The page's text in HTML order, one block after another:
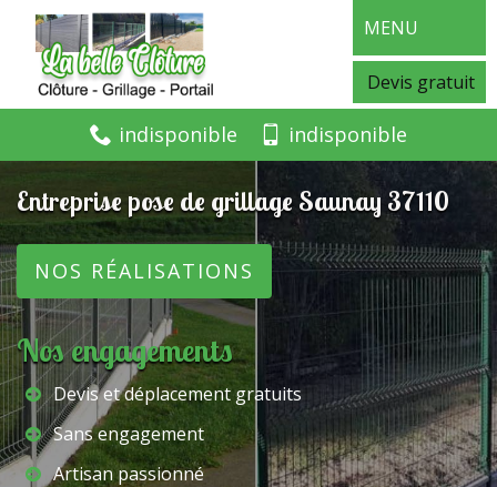
MENU
Devis gratuit
indisponible indisponible
Entreprise pose de grillage Saunay 37110
NOS RÉALISATIONS
Nos engagements
Devis et déplacement gratuits
Sans engagement
Artisan passionné